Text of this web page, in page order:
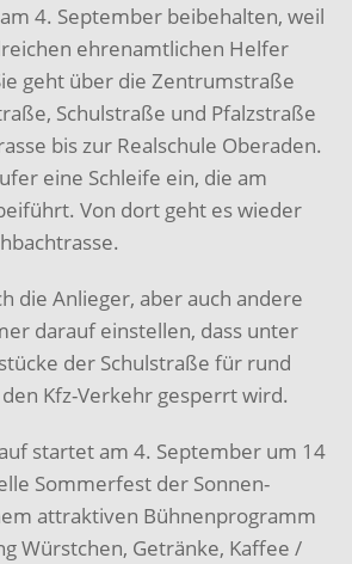
4. September beibehalten, weil
ehrenamtlichen Helfer
geht über die Zentrumstraße
Schulstraße und Pfalzstraße
bis zur Realschule Oberaden.
eine Schleife ein, die am
Von dort geht es wieder
die Anlieger, aber auch andere
darauf einstellen, dass unter
der Schulstraße für rund
Kfz-Verkehr gesperrt wird.
startet am 4. September um 14
Sommerfest der Sonnen-
attraktiven Bühnenprogramm
Würstchen, Getränke, Kaffee /